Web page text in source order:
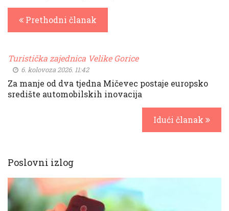
Prethodni članak
Turistička zajednica Velike Gorice
6. kolovoza 2026. 11:42
Za manje od dva tjedna Mičevec postaje europsko
središte automobilskih inovacija
Idući članak
Poslovni izlog